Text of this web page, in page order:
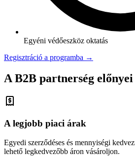
Egyéni védőeszköz oktatás
Regisztráció a programba →
A B2B partnerség előnyei
A legjobb piaci árak
Egyedi szerződéses és mennyiségi
lehető legkedvezőbb áron vásároljon.